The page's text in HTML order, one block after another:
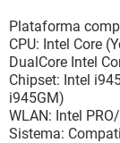
Plataforma
CPU: Intel Core
DualCore Intel
Chipset: Intel
i945GM)
WLAN: Intel
Sistema: